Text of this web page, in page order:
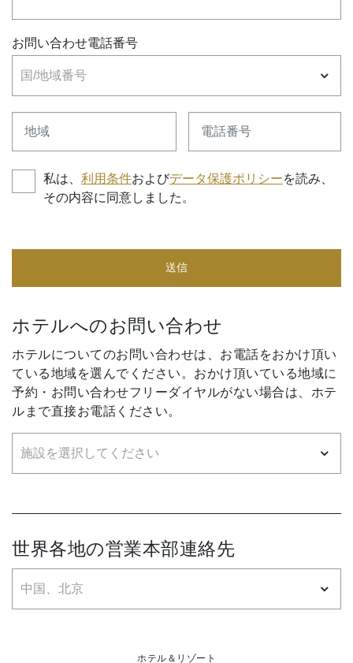
お問い合わせ電話番号
私は、 利用条件およびデータ保護ポリシーを読み、
その内容に同意しました。
送信
ホテルへのお問い合わせ
ホテルについてのお問い合わせは、お電話をおかけ頂い
ている地域を選んでください。おかけ頂いている地域に
予約・お問い合わせフリーダイヤルがない場合は、ホテ
ルまで直接お電話ください。
世界各地の営業本部連絡先
ホテル＆リゾート